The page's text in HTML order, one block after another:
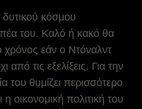
κόσμου
του. Καλό ή κακό θα
χρόνος εάν ο Ντόναλντ
από τις εξελίξεις. Για την
του θυμίζει περισσότερο
οικονομική πολιτική του